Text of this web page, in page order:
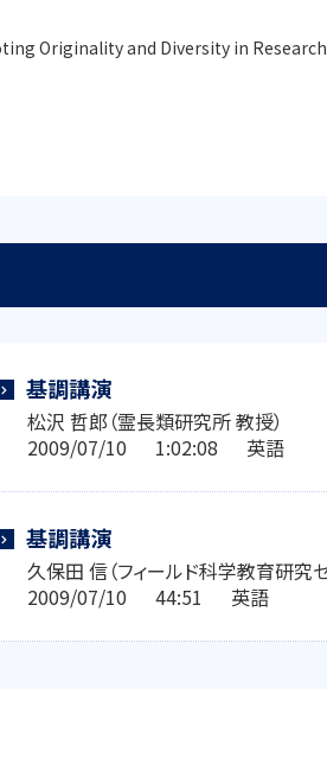
Originality and Diversity in Research”
基調講演
松沢 哲郎（霊長類研究所 教授）
2009/07/10 1:02:08 英語
基調講演
久保田 信（フィールド科学教育研究
2009/07/10 44:51 英語